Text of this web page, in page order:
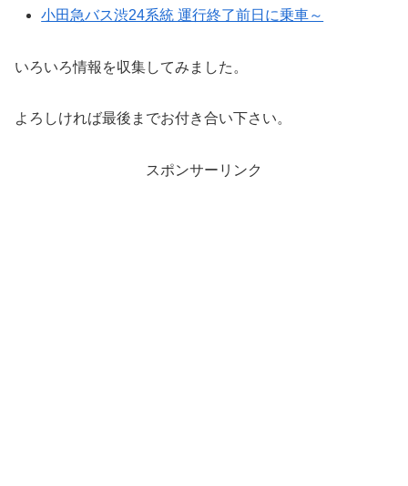
小田急バス渋24系統 運行終了前日に乗車～
いろいろ情報を収集してみました。
よろしければ最後までお付き合い下さい。
スポンサーリンク